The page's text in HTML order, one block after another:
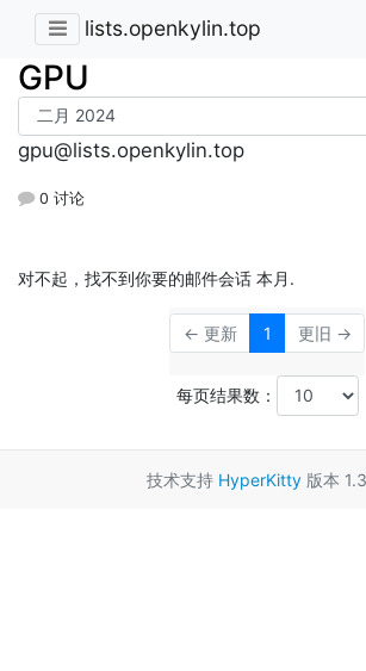
lists.openkylin.top
GPU
gpu@lists.openkylin.top
0 讨论
对不起，找不到你要的邮件会话 本月.
← 更新 1 更旧 →
每页结果数：
技术支持 HyperKitty 版本